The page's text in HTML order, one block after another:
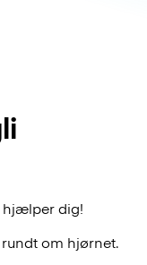
hjælper dig!
om hjørnet.